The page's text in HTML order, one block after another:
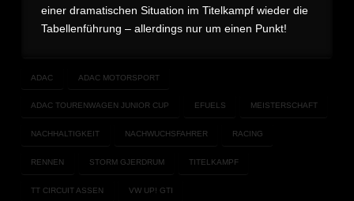
einer dramatischen Situation im Titelkampf wieder die
Tabellenführung – allerdings nur um einen Punkt!
ADAC ADAC MOTORSPORT
ADAC TOURENWAGEN JUNIOR CUP EFUELS MEISTERSCHAFT
NACHHALTIGKEIT NACHWUCHSFAHRER RACING
RENNEN STORM GJERDRUM TITELKAMPF
TT CIRCUIT ASSEN VW UP! GTI